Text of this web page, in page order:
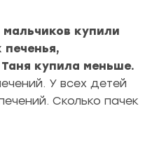
купили
печенья,
купила меньше.
У всех детей
Сколько пачек